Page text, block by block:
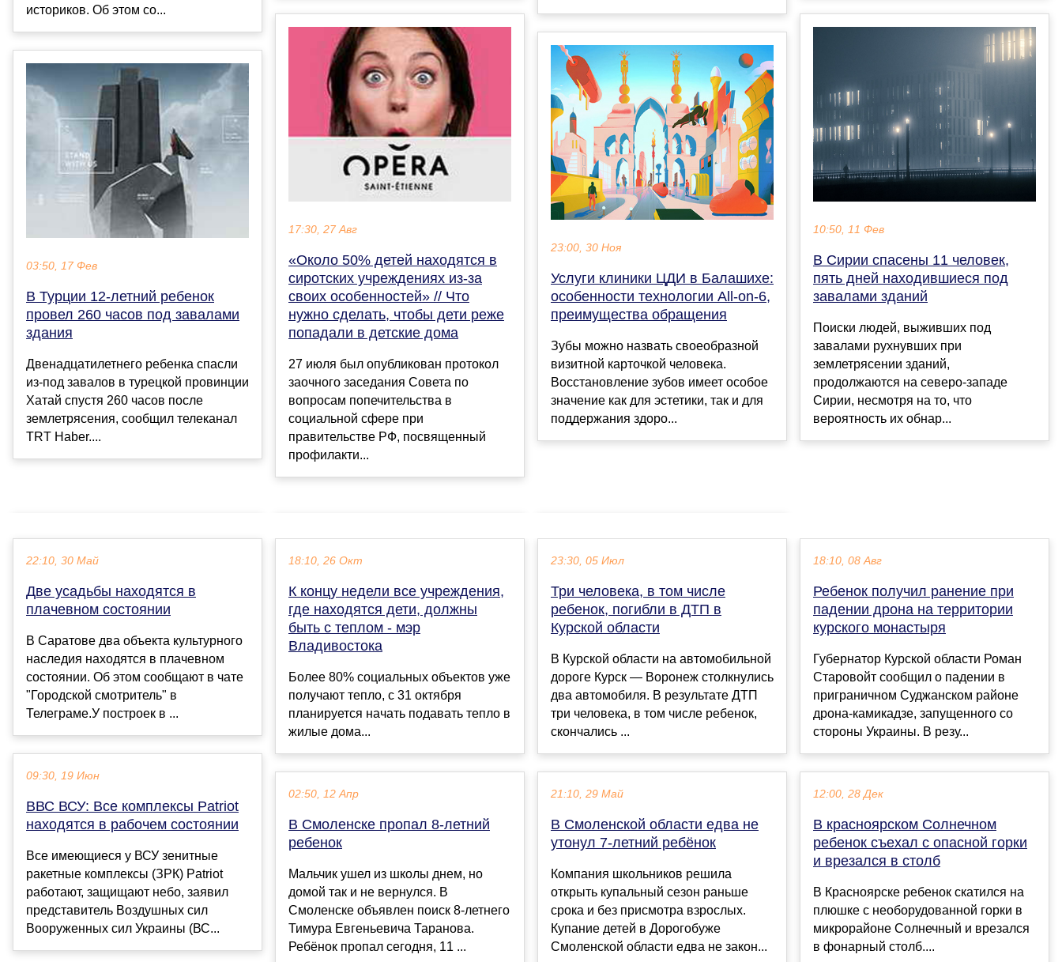
историков. Об этом со...
03:50, 17 Фев
В Турции 12-летний ребенок
провел 260 часов под завалами
здания
Двенадцатилетнего ребенка спасли
из-под завалов в турецкой провинции
Хатай спустя 260 часов после
землетрясения, сообщил телеканал
TRT Haber....
17:30, 27 Авг
«Около 50% детей находятся в
сиротских учреждениях из-за
своих особенностей» // Что
нужно сделать, чтобы дети реже
попадали в детские дома
27 июля был опубликован протокол
заочного заседания Совета по
вопросам попечительства в
социальной сфере при
правительстве РФ, посвященный
профилакти...
23:00, 30 Ноя
Услуги клиники ЦДИ в Балашихе:
особенности технологии All-on-6,
преимущества обращения
Зубы можно назвать своеобразной
визитной карточкой человека.
Восстановление зубов имеет особое
значение как для эстетики, так и для
поддержания здоро...
10:50, 11 Фев
В Сирии спасены 11 человек,
пять дней находившиеся под
завалами зданий
Поиски людей, выживших под
завалами рухнувших при
землетрясении зданий,
продолжаются на северо-западе
Сирии, несмотря на то, что
вероятность их обнар...
22:10, 30 Май
Две усадьбы находятся в
плачевном состоянии
В Саратове два объекта культурного
наследия находятся в плачевном
состоянии. Об этом сообщают в чате
"Городской смотритель" в
Телеграме.У построек в ...
09:30, 19 Июн
ВВС ВСУ: Все комплексы Patriot
находятся в рабочем состоянии
Все имеющиеся у ВСУ зенитные
ракетные комплексы (ЗРК) Patriot
работают, защищают небо, заявил
представитель Воздушных сил
Вооруженных сил Украины (ВС...
18:10, 26 Окт
К концу недели все учреждения,
где находятся дети, должны
быть с теплом - мэр
Владивостока
Более 80% социальных объектов уже
получают тепло, с 31 октября
планируется начать подавать тепло в
жилые дома...
02:50, 12 Апр
В Смоленске пропал 8-летний
ребенок
Мальчик ушел из школы днем, но
домой так и не вернулся. В
Смоленске объявлен поиск 8-летнего
Тимура Евгеньевича Таранова.
Ребёнок пропал сегодня, 11 ...
23:30, 05 Июл
Три человека, в том числе
ребенок, погибли в ДТП в
Курской области
В Курской области на автомобильной
дороге Курск — Воронеж столкнулись
два автомобиля. В результате ДТП
три человека, в том числе ребенок,
скончались ...
21:10, 29 Май
В Смоленской области едва не
утонул 7-летний ребёнок
Компания школьников решила
открыть купальный сезон раньше
срока и без присмотра взрослых.
Купание детей в Дорогобуже
Смоленской области едва не закон...
18:10, 08 Авг
Ребенок получил ранение при
падении дрона на территории
курского монастыря
Губернатор Курской области Роман
Старовойт сообщил о падении в
приграничном Суджанском районе
дрона-камикадзе, запущенного со
стороны Украины. В резу...
12:00, 28 Дек
В красноярском Солнечном
ребенок съехал с опасной горки
и врезался в столб
В Красноярске ребенок скатился на
плюшке с необорудованной горки в
микрорайоне Солнечный и врезался
в фонарный столб....